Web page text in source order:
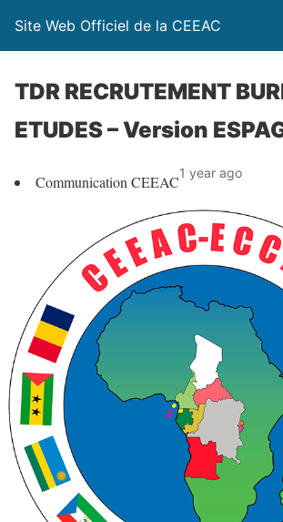
Site Web Officiel de la CEEAC
TDR RECRUTEMENT
ETUDES – Version
Communication CEEAC1 year ago